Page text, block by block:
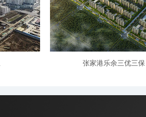
张家港乐余三优三保